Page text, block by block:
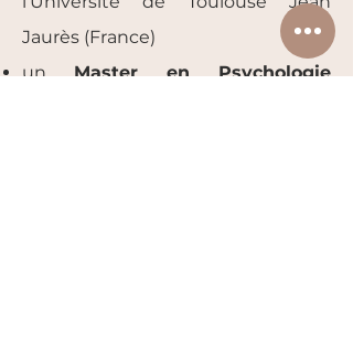
Jaurès (France)
unMaster en Psychologie